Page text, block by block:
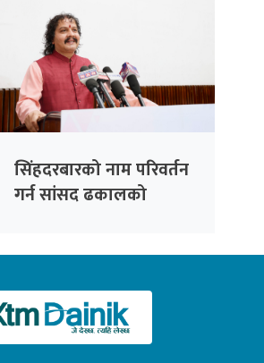
सिंहदरबारको नाम परिवर्तन
गर्न सांसद ढकालको